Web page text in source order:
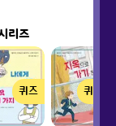
리즈
퀴즈 퀴즈